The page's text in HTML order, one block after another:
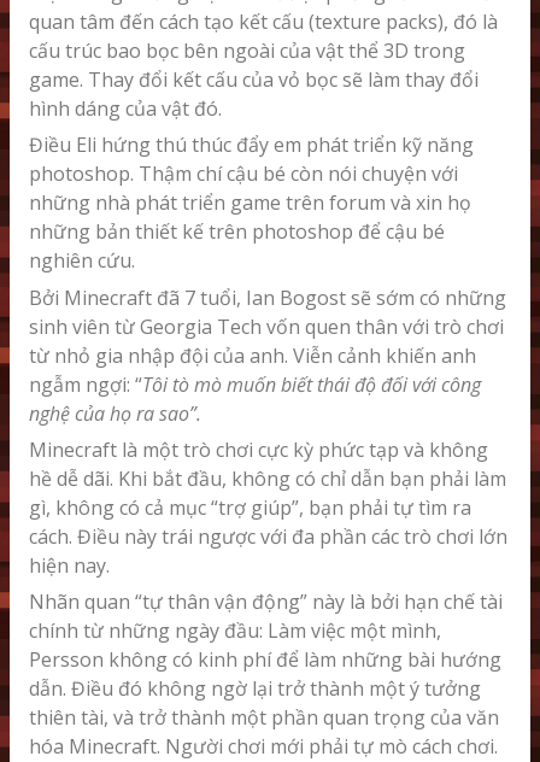
quan tâm đến cách tạo kết cấu (texture packs), đó là
cấu trúc bao bọc bên ngoài của vật thể 3D trong
game. Thay đổi kết cấu của vỏ bọc sẽ làm thay đổi
hình dáng của vật đó.
Điều Eli hứng thú thúc đẩy em phát triển kỹ năng
photoshop. Thậm chí cậu bé còn nói chuyện với
những nhà phát triển game trên forum và xin họ
những bản thiết kế trên photoshop để cậu bé
nghiên cứu.
Bởi Minecraft đã 7 tuổi, Ian Bogost sẽ sớm có những
sinh viên từ Georgia Tech vốn quen thân với trò chơi
từ nhỏ gia nhập đội của anh. Viễn cảnh khiến anh
ngẫm ngợi: “Tôi tò mò muốn biết thái độ đối với công
nghệ của họ ra sao”.
Minecraft là một trò chơi cực kỳ phức tạp và không
hề dễ dãi. Khi bắt đầu, không có chỉ dẫn bạn phải làm
gì, không có cả mục “trợ giúp”, bạn phải tự tìm ra
cách. Điều này trái ngược với đa phần các trò chơi lớn
hiện nay.
Nhãn quan “tự thân vận động” này là bởi hạn chế tài
chính từ những ngày đầu: Làm việc một mình,
Persson không có kinh phí để làm những bài hướng
dẫn. Điều đó không ngờ lại trở thành một ý tưởng
thiên tài, và trở thành một phần quan trọng của văn
hóa Minecraft. Người chơi mới phải tự mò cách chơi.